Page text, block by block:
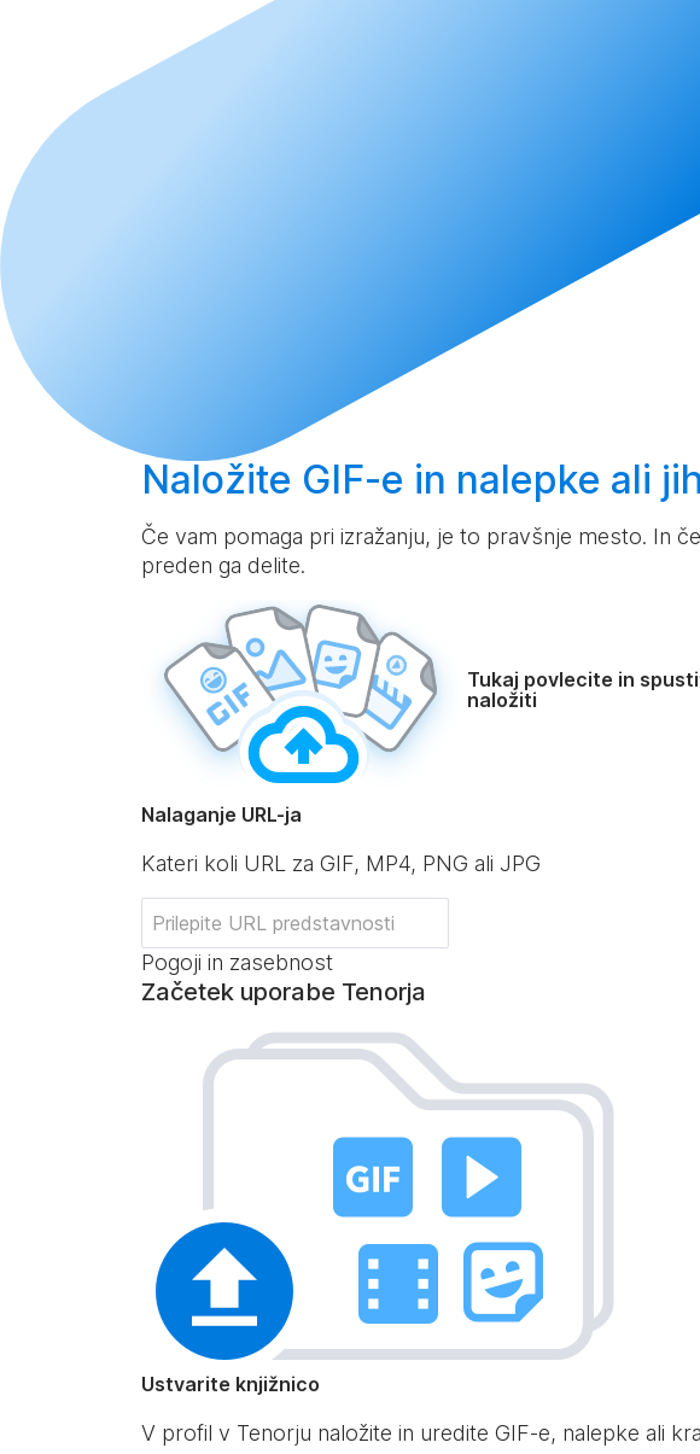
Naložite GIF-e in nalepke ali jih
Če vam pomaga pri izražanju, je to pravšnje mesto. In
preden ga delite.
Tukaj povlecite in
naložiti
Nalaganje URL-ja
Kateri koli URL za GIF, MP4, PNG ali JPG
Pogoji in zasebnost
Začetek uporabe Tenorja
Ustvarite knjižnico
V profil v Tenorju naložite in uredite GIF-e, nalepke ali